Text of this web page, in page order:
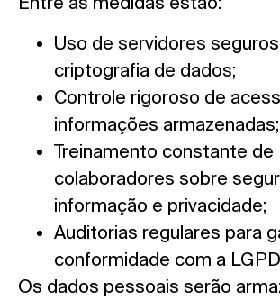
Uso de servidores
criptografia de dados;
Controle rigoroso de
informações armazenadas;
Treinamento constante de
colaboradores sobre
informação e privacidade;
Auditorias regulares para
conformidade com a
Os dados pessoais serão